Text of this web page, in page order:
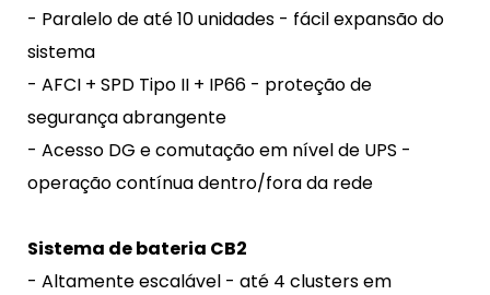
- Paralelo de até 10 unidades - fácil expansão do
sistema
- AFCI + SPD Tipo II + IP66 - proteção de
segurança abrangente
- Acesso DG e comutação em nível de UPS -
operação contínua dentro/fora da rede
Sistema de bateria CB2
- Altamente escalável - até 4 clusters em